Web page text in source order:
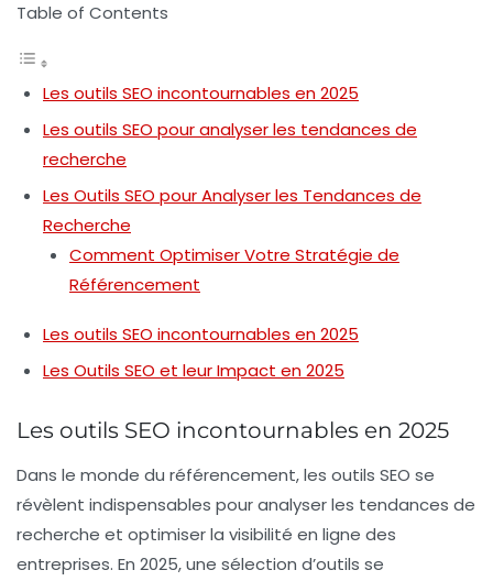
Table of Contents
Les outils SEO incontournables en 2025
Les outils SEO pour analyser les tendances de
recherche
Les Outils SEO pour Analyser les Tendances de
Recherche
Comment Optimiser Votre Stratégie de
Référencement
Les outils SEO incontournables en 2025
Les Outils SEO et leur Impact en 2025
Les outils SEO incontournables en 2025
Dans le monde du référencement, les outils SEO se
révèlent indispensables pour analyser les tendances de
recherche et optimiser la visibilité en ligne des
entreprises. En 2025, une sélection d’outils se